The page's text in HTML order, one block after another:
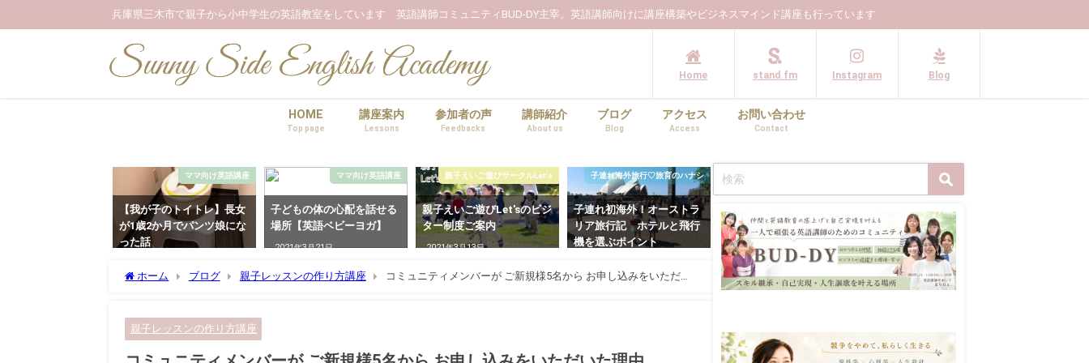
兵庫県三木市で親子から小中学生の英語教室をしています 英語講師コミュニティBUD-DY主宰。英語講師向けに講座構築やビジネスマインド講座も行っています
Home stand.fm Instagram Blog
HOME
Top page
講座案内
Lessons
参加者の声
Feedbacks
講師紹介
About us
ブログ
Blog
アクセス
Access
お問い合わせ
Contact
ママ向け英語講座
【我が子のトイトレ】長女
が1歳2か月でパンツ娘にな
った話
ママ向け英語講座
子どもの体の心配を話せる
場所【英語ベビーヨガ】
2021年3月21日
親子えいご遊びサークルLet's
親子えいご遊びLet'sのビジ
ター制度ご案内
2021年3月13日
子連れ海外旅行♡旅育のハナシ
子連れ初海外！オーストラ
リア旅行記 ホテルと飛行
機を選ぶポイント
ホーム ブログ 親子レッスンの作り方講座
コミュニティメンバーが ご新規様5名から お申し込みをいただい
親子レッスンの作り方講座